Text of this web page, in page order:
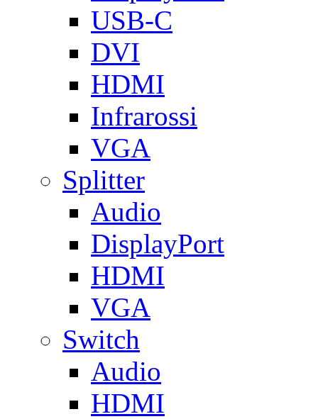
USB-C
DVI
HDMI
Infrarossi
VGA
Splitter
Audio
DisplayPort
HDMI
VGA
Switch
Audio
HDMI